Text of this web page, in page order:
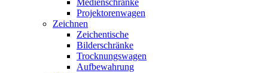
Projektorenwagen
Zeichnen
Zeichentische
Bilderschränke
Trocknungswagen
Aufbewahrung